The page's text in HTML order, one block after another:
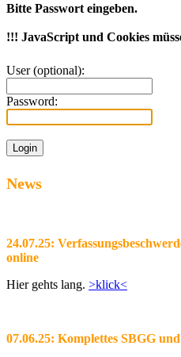
Bitte Passwort eingeben.
!!! JavaScript und Cookies
User (optional):
Password:
News
24.07.25:
online
Hier gehts lang. >klick<
07.06.25: Komplettes SBGG